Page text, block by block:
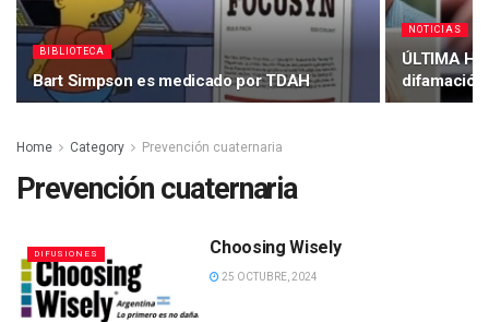
BIBLIOTECA
Bart Simpson es medicado por TDAH
NOTICIAS
ÚLTIMA
Home Category Prevención cuaternaria
Prevención cuaternaria
DIFUSIONES Choosing Wisely
25 OCTUBRE, 2024